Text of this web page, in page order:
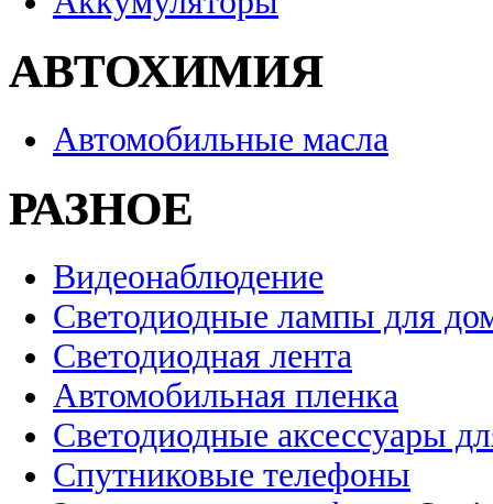
АВТОХИМИЯ
Автомобильные масла
РАЗНОЕ
Видеонаблюдение
Светодиодные лампы для
Светодиодная лента
Автомобильная пленка
Светодиодные аксессуары
Спутниковые телефоны